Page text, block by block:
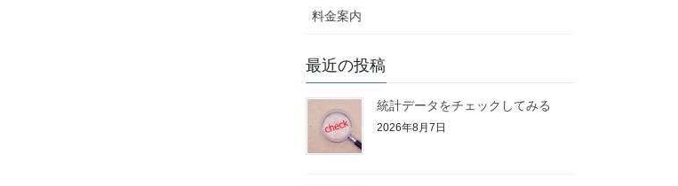
料金案内
最近の投稿
統計データをチェックしてみる
2026年8月7日